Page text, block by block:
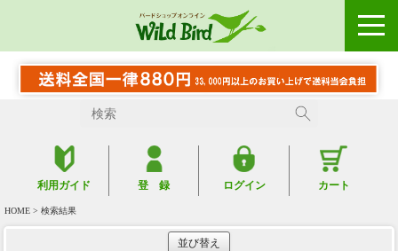
利用ガイド 登 録 ログイン カート
HOME > 検索結果
並び替え